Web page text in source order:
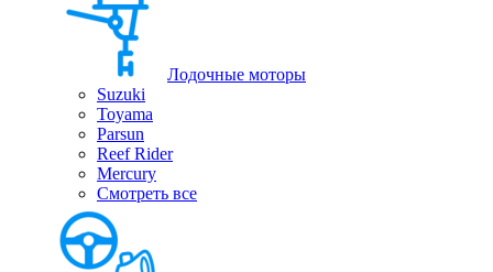
Лодочные моторы
Suzuki
Toyama
Parsun
Reef Rider
Mercury
Смотреть все